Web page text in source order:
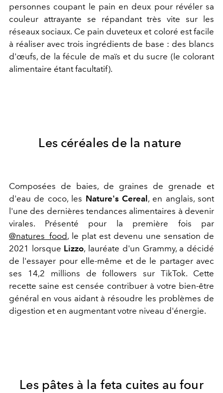
personnes coupant le pain en deux pour révéler sa
couleur attrayante se répandant très vite sur les
réseaux sociaux. Ce pain duveteux et coloré est facile
à réaliser avec trois ingrédients de base : des blancs
d'œufs, de la fécule de maïs et du sucre (le colorant
alimentaire étant facultatif).
Les céréales de la nature
Composées de baies, de graines de grenade et
d'eau de coco, les Nature's Cereal , en anglais, sont
l'une des dernières tendances alimentaires à devenir
virales. Présenté pour la première fois par
@natures_food, le plat est devenu une sensation de
2021 lorsque Lizzo, lauréate d'un Grammy, a décidé
de l'essayer pour elle-même et de le partager avec
ses 14,2 millions de followers sur TikTok. Cette
recette saine est censée contribuer à votre bien-être
général en vous aidant à résoudre les problèmes de
digestion et en augmentant votre niveau d'énergie.
Les pâtes à la feta cuites au four